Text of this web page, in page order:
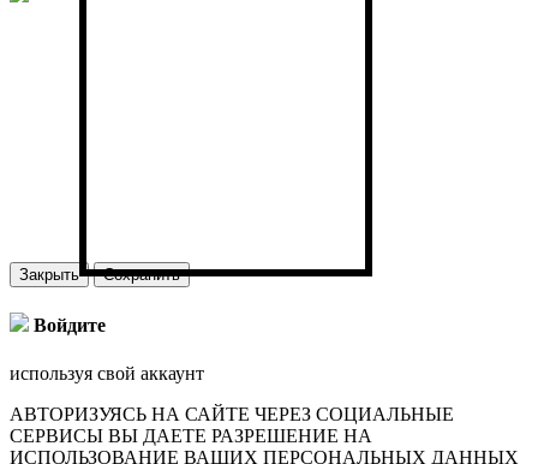
Закрыть Сохранить
Войдите
используя свой аккаунт
АВТОРИЗУЯСЬ НА САЙТЕ ЧЕРЕЗ СОЦИАЛЬНЫЕ
СЕРВИСЫ ВЫ ДАЕТЕ РАЗРЕШЕНИЕ НА
ИСПОЛЬЗОВАНИЕ ВАШИХ ПЕРСОНАЛЬНЫХ ДАННЫХ